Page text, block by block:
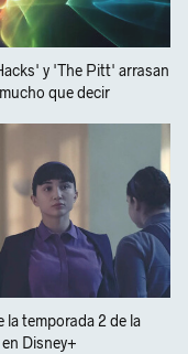
y 'The Pitt' arrasan
que decir
temporada 2 de la
Disney+